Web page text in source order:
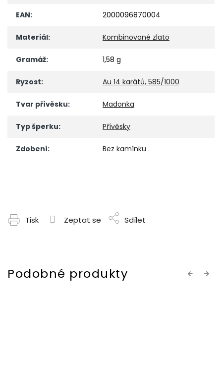
EAN: 2000096870004
Materiál: Kombinované zlato
Gramáž: 1,58 g
Ryzost: Au 14 karátů, 585/1000
Tvar přívěsku: Madonka
Typ šperku: Přívěsky
Zdobení: Bez kamínku
Tisk Zeptat se Sdílet
Previous
Next